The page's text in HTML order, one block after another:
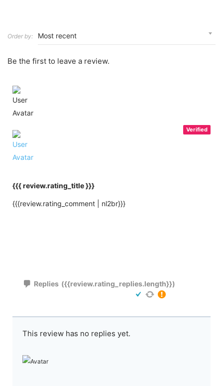
Order by:
Be the first to leave a review.
Verified
{{{ review.rating_title }}}
{{{review.rating_comment | nl2br}}}
Replies ({{review.rating_replies.length}})
This review has no replies yet.